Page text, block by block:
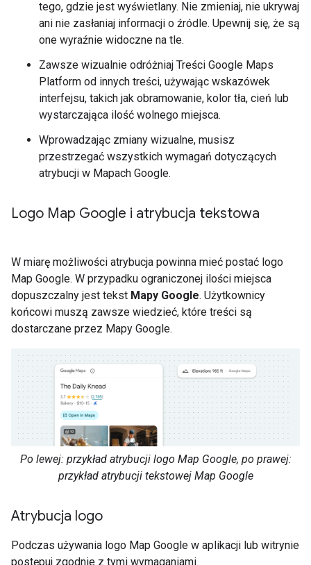
tego, gdzie jest wyświetlany. Nie zmieniaj, nie ukrywaj
ani nie zasłaniaj informacji o źródle. Upewnij się, że są
one wyraźnie widoczne na tle.
Zawsze wizualnie odróżniaj Treści Google Maps
Platform od innych treści, używając wskazówek
interfejsu, takich jak obramowanie, kolor tła, cień lub
wystarczająca ilość wolnego miejsca.
Wprowadzając zmiany wizualne, musisz
przestrzegać wszystkich wymagań dotyczących
atrybucji w Mapach Google.
Logo Map Google i atrybucja tekstowa
W miarę możliwości atrybucja powinna mieć postać logo
Map Google. W przypadku ograniczonej ilości miejsca
dopuszczalny jest tekst Mapy Google. Użytkownicy
końcowi muszą zawsze wiedzieć, które treści są
dostarczane przez Mapy Google.
Po lewej: przykład atrybucji logo Map Google, po prawej:
przykład atrybucji tekstowej Map Google
Atrybucja logo
Podczas używania logo Map Google w aplikacji lub witrynie
postępuj zgodnie z tymi wymaganiami.